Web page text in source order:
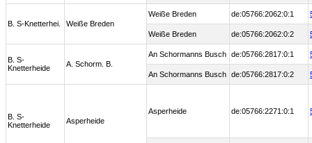
B. S-Knetterhei. Weiße Breden
Weiße Breden de:05766:2062:0:1
Weiße Breden de:05766:2062:0:2
B. S-
Knetterheide
A. Schorm. B.
An Schormanns Busch de:05766:2817:0:1
An Schormanns Busch de:05766:2817:0:2
B. S-
Knetterheide
Asperheide
Asperheide de:05766:2271:0:1